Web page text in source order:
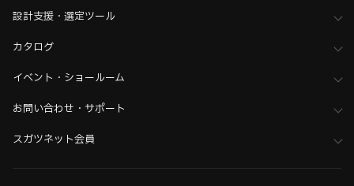
設計支援・選定ツール
カタログ
イベント・ショールーム
お問い合わせ・サポート
スガツネット会員